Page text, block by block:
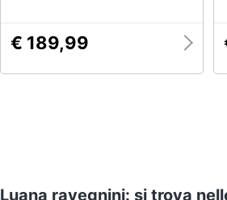
€ 189,99
Luana ravegnini: si trova